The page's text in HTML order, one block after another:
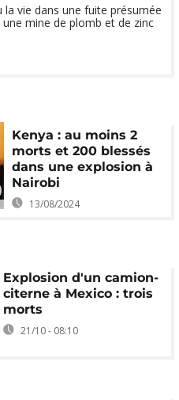
vie dans une fuite présumée
mine de plomb et de zinc
Kenya : au moins 2
morts et 200 blessés
dans une explosion à
Nairobi
13/08/2024
Explosion d'un camion-
citerne à Mexico : trois
morts
21/10 - 08:10